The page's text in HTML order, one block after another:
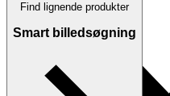
Find lignende produkter
Smart billedsøgning